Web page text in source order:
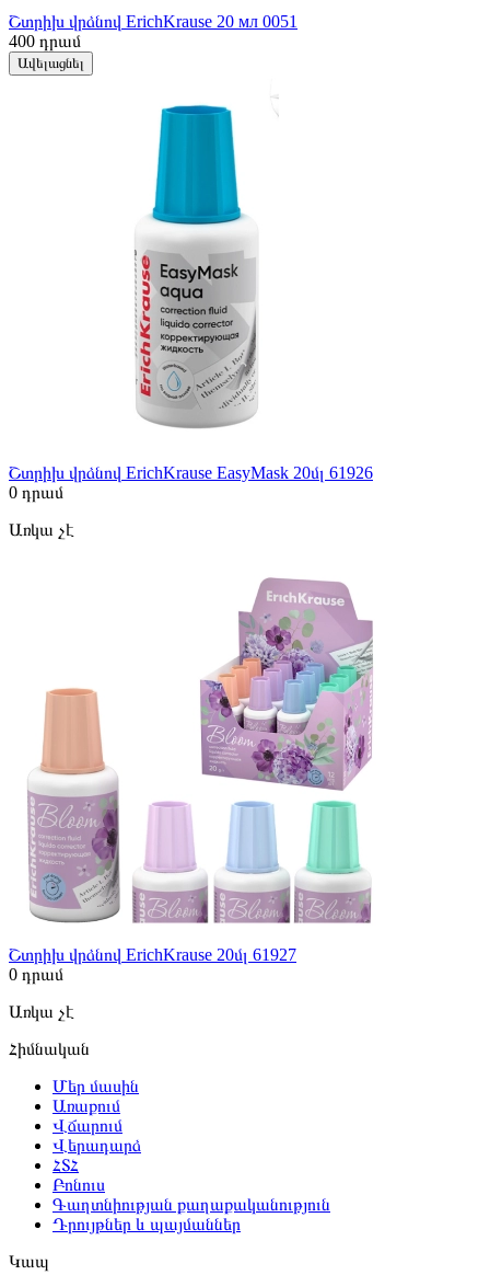
Շտրիխ վրձնով ErichKrause 20 мл 0051
400 դրամ
Ավելացնել
Շտրիխ վրձնով ErichKrause EasyMask 20մլ 61926
0 դրամ
Առկա չէ
Շտրիխ վրձնով ErichKrause 20մլ 61927
0 դրամ
Առկա չէ
Հիմնական
Մեր մասին
Առաքում
Վճարում
Վերադարձ
ՀՏՀ
Բոնուս
Գաղտնիության քաղաքականություն
Դրույթներ և պայմաններ
Կապ